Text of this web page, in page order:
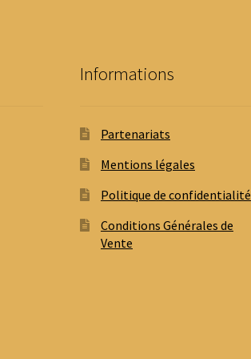
Informations
Partenariats
Mentions légales
Politique de confidentialité
Conditions Générales de
Vente